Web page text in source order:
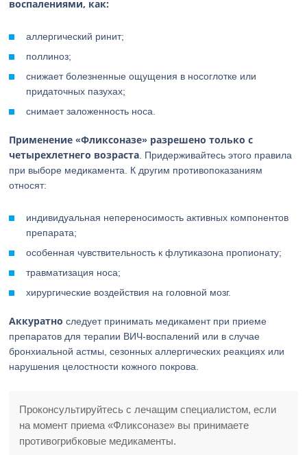
воспалениями, как:
аллергический ринит;
поллиноз;
снижает болезненные ощущения в носоглотке или
придаточных пазухах;
снимает заложенность носа.
Применение «Фликсоназе» разрешено только с
четырехлетнего возраста . Придерживайтесь этого правила
при выборе медикамента. К другим противопоказаниям
относят:
индивидуальная непереносимость активных компонентов
препарата;
особенная чувствительность к флутиказона пропионату;
травматизация носа;
хирургические воздействия на головной мозг.
Аккуратно следует принимать медикамент при приеме
препаратов для терапии ВИЧ-воспалений или в случае
бронхиальной астмы, сезонных аллергических реакциях или
нарушения целостности кожного покрова.
Проконсультируйтесь с лечащим специалистом, если
на момент приема «Фликсоназе» вы принимаете
противогрибковые медикаменты.